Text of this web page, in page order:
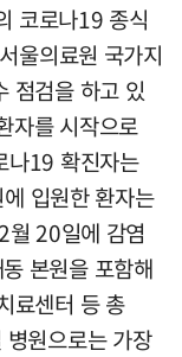
코로나19 종식
울의료원 국가지
점검을 하고 있
자를 시작으로
나19 확진자는
입원한 환자는
20일에 감염
본원을 포함해
료센터 등 총
원으로는 가장